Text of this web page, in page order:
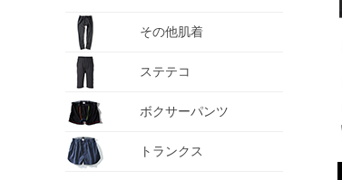
その他肌着
ステテコ
ボクサーパンツ
トランクス